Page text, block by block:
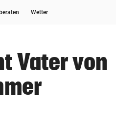
Wetter
Vater von